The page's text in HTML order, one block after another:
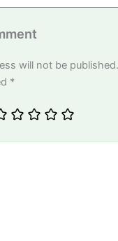
will not be published.
*